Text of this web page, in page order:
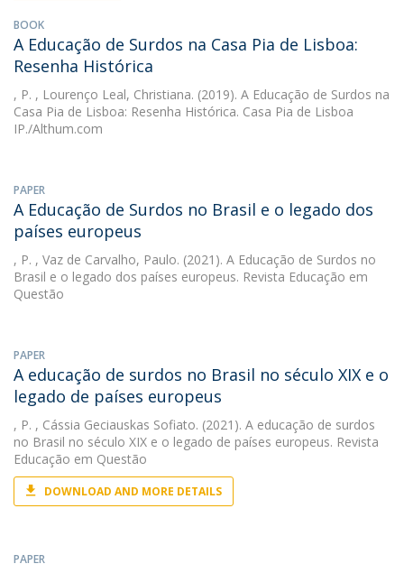
BOOK
A Educação de Surdos na Casa Pia de Lisboa:
Resenha Histórica
, P. , Lourenço Leal, Christiana. (2019). A Educação de Surdos na
Casa Pia de Lisboa: Resenha Histórica. Casa Pia de Lisboa
IP./Althum.com
PAPER
A Educação de Surdos no Brasil e o legado dos
países europeus
, P. , Vaz de Carvalho, Paulo. (2021). A Educação de Surdos no
Brasil e o legado dos países europeus. Revista Educação em
Questão
PAPER
A educação de surdos no Brasil no século XIX e o
legado de países europeus
, P. , Cássia Geciauskas Sofiato. (2021). A educação de surdos
no Brasil no século XIX e o legado de países europeus. Revista
Educação em Questão
DOWNLOAD AND MORE DETAILS
PAPER